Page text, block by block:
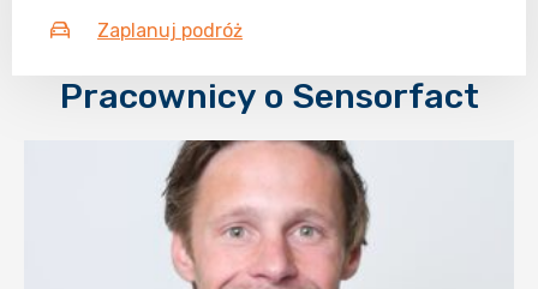
Zaplanuj podróż
Pracownicy o Sensorfact